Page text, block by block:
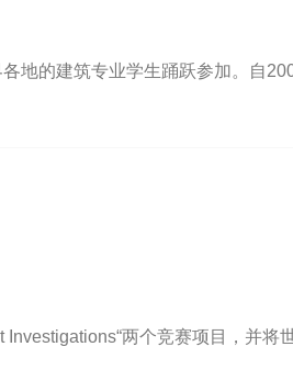
地的建筑专业学生踊跃参加。自
Investigations“两个竞赛项目，并